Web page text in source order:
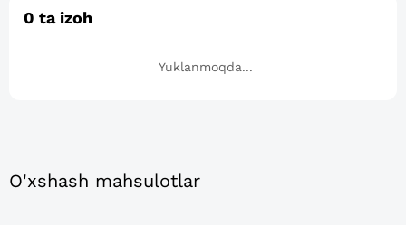
0 ta izoh
Yuklanmoqda...
O'xshash mahsulotlar